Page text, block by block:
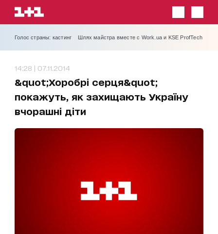
Голос страны: кастинг Шлях майстра вместе с Work.ua и KSE ProfTech
14:28 | 07.11.2014
&quot;Хоробрі серця&quot;
покажуть, як захищають Україну
вчорашні діти